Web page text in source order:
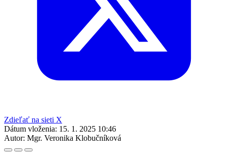
Zdieľať na sieti X
Dátum vloženia: 15. 1. 2025 10:46
Autor: Mgr. Veronika Klobučníková